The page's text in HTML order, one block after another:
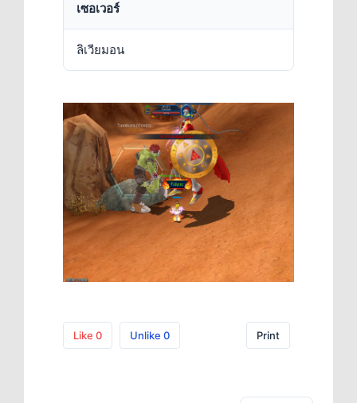
เซอเวอร์
ลิเวียมอน
Like 0 Unlike 0 Print